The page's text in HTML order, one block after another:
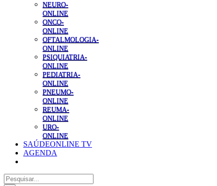
NEURO-
ONLINE
ONCO-
ONLINE
OFTALMOLOGIA-
ONLINE
PSIQUIATRIA-
ONLINE
PEDIATRIA-
ONLINE
PNEUMO-
ONLINE
REUMA-
ONLINE
URO-
ONLINE
SAÚDEONLINE TV
AGENDA
Pesquisar